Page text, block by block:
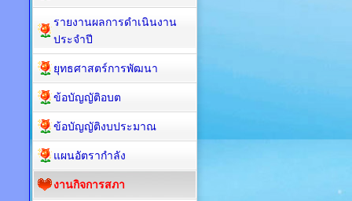
รายงานผลการดำเนินงาน
ประจำปี
ยุทธศาสตร์การพัฒนา
ข้อบัญญัติอบต
ข้อบัญญัติงบประมาณ
แผนอัตรากำลัง
งานกิจการสภา